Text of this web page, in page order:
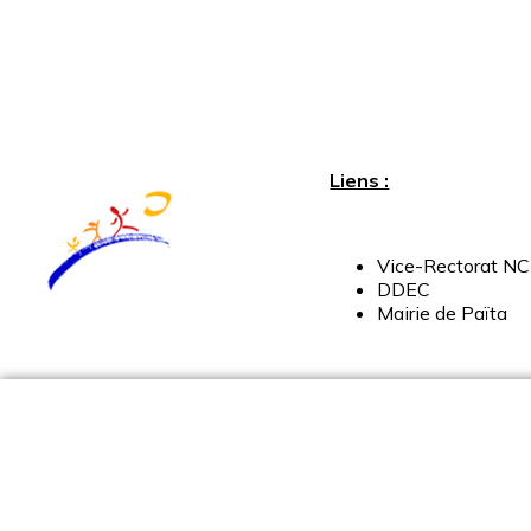
Liens :
Vice-Rectorat NC
DDEC
Mairiede Païta